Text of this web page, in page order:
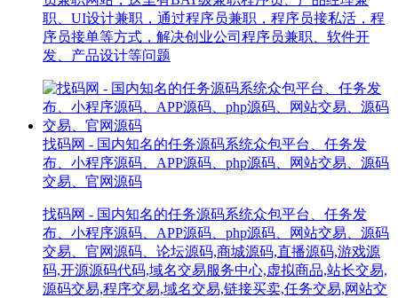
职、UI设计兼职，通过程序员兼职，程序员接私活，程
序员接单等方式，解决创业公司程序员兼职、软件开
发、产品设计等问题
找码网 - 国内知名的任务源码系统众包平台、任务发
布、小程序源码、APP源码、php源码、网站交易、源码
交易、官网源码
找码网 - 国内知名的任务源码系统众包平台、任务发
布、小程序源码、APP源码、php源码、网站交易、源码
交易、官网源码、论坛源码,商城源码,直播源码,游戏源
码,开源源码代码,域名交易服务中心,虚拟商品,站长交易,
源码交易,程序交易,域名交易,链接买卖,任务交易,网站交